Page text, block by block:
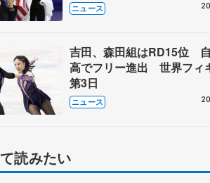
ニュース
吉田、森田組はRD15位
高でフリー進出 世界フィ
第3日
ニュース
読みたい